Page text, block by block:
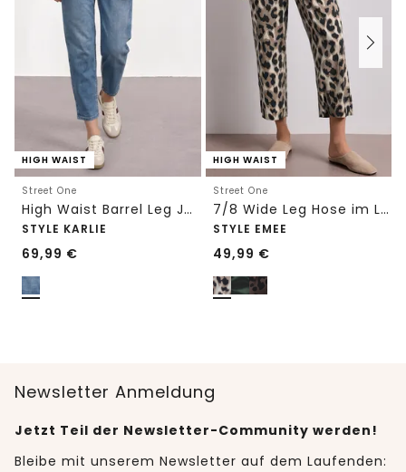
HIGH WAIST
Street One
High Waist Barrel Leg Jeans im Loose Fit
STYLE KARLIE
69,99 €
HIGH WAIST
Street One
7/8 Wide Leg Hose im Loose Fit mit Print
STYLE EMEE
49,99 €
Newsletter Anmeldung
Jetzt Teil der Newsletter-Community werden!
Bleibe mit unserem Newsletter auf dem Laufenden: